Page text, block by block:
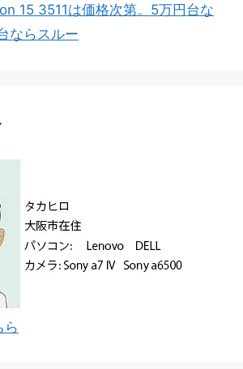
15 3511は価格次第。5万円台な
ならスルー